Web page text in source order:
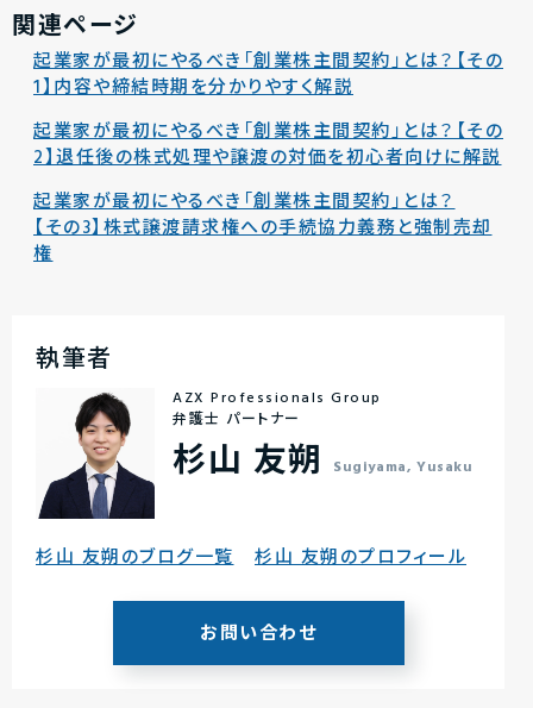
関連ページ
起業家が最初にやるべき「創業株主間契約」とは？【その
1】内容や締結時期を分かりやすく解説
起業家が最初にやるべき「創業株主間契約」とは？【その
2】退任後の株式処理や譲渡の対価を初心者向けに解説
起業家が最初にやるべき「創業株主間契約」とは？
【その3】株式譲渡請求権への手続協力義務と強制売却
権
執筆者
AZX Professionals Group
弁護士 パートナー
杉山 友朔 Sugiyama, Yusaku
杉山 友朔のブログ一覧 杉山 友朔のプロフィール
お問い合わせ